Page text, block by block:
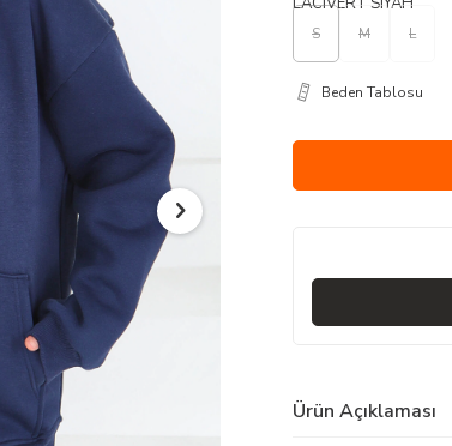
S M L
Beden Tablosu
Ürün Açıklaması